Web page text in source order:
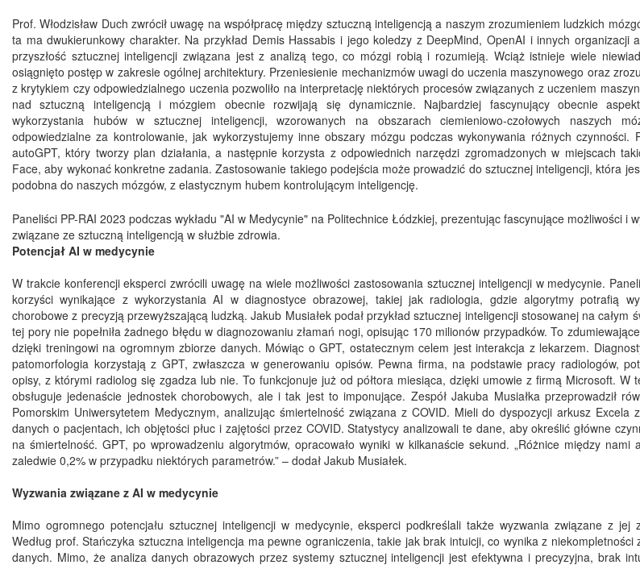
Prof. Włodzisław Duch zwrócił uwagę na współpracę między sztuczną inteligencją a naszym zrozumieniem ludzkich
ta ma dwukierunkowy charakter. Na przykład Demis Hassabis i jego koledzy z DeepMind, OpenAI i innych organizacji
przyszłość sztucznej inteligencji związana jest z analizą tego, co mózgi robią i rozumieją. Wciąż istnieje wiele
osiągnięto postęp w zakresie ogólnej architektury. Przeniesienie mechanizmów uwagi do uczenia maszynowego oraz
z krytykiem czy odpowiedzialnego uczenia pozwoliło na interpretację niektórych procesów związanych z uczeniem
nad sztuczną inteligencją i mózgiem obecnie rozwijają się dynamicznie. Najbardziej fascynujący obecnie
wykorzystania hubów w sztucznej inteligencji, wzorowanych na obszarach ciemieniowo-czołowych naszych
odpowiedzialne za kontrolowanie, jak wykorzystujemy inne obszary mózgu podczas wykonywania różnych czynności.
autoGPT, który tworzy plan działania, a następnie korzysta z odpowiednich narzędzi zgromadzonych w miejscach
Face, aby wykonać konkretne zadania. Zastosowanie takiego podejścia może prowadzić do sztucznej inteligencji, która
podobna do naszych mózgów, z elastycznym hubem kontrolującym inteligencję.
Paneliści PP-RAI 2023 podczas wykładu "AI w Medycynie" na Politechnice Łódzkiej, prezentując fascynujące możliwości i
związane ze sztuczną inteligencją w służbie zdrowia.
Potencjał AI w medycynie
W trakcie konferencji eksperci zwrócili uwagę na wiele możliwości zastosowania sztucznej inteligencji w medycynie.
korzyści wynikające z wykorzystania AI w diagnostyce obrazowej, takiej jak radiologia, gdzie algorytmy potrafią
chorobowe z precyzją przewyższającą ludzką. Jakub Musiałek podał przykład sztucznej inteligencji stosowanej na całym
tej pory nie popełniła żadnego błędu w diagnozowaniu złamań nogi, opisując 170 milionów przypadków. To
dzięki treningowi na ogromnym zbiorze danych. Mówiąc o GPT, ostatecznym celem jest interakcja z lekarzem.
patomorfologia korzystają z GPT, zwłaszcza w generowaniu opisów. Pewna firma, na podstawie pracy radiologów,
opisy, z którymi radiolog się zgadza lub nie. To funkcjonuje już od półtora miesiąca, dzięki umowie z firmą Microsoft. W
obsługuje jedenaście jednostek chorobowych, ale i tak jest to imponujące. Zespół Jakuba Musiałka przeprowadził
Pomorskim Uniwersytetem Medycznym, analizując śmiertelność związana z COVID. Mieli do dyspozycji arkusz Excela
danych o pacjentach, ich objętości płuc i zajętości przez COVID. Statystycy analizowali te dane, aby określić główne
na śmiertelność. GPT, po wprowadzeniu algorytmów, opracowało wyniki w kilkanaście sekund. „Różnice między nami
zaledwie 0,2% w przypadku niektórych parametrów.” – dodał Jakub Musiałek.
Wyzwania związane z AI w medycynie
Mimo ogromnego potencjału sztucznej inteligencji w medycynie, eksperci podkreślali także wyzwania związane z jej
Według prof. Stańczyka sztuczna inteligencja ma pewne ograniczenia, takie jak brak intuicji, co wynika z niekompletności
danych. Mimo, że analiza danych obrazowych przez systemy sztucznej inteligencji jest efektywna i precyzyjna, brak